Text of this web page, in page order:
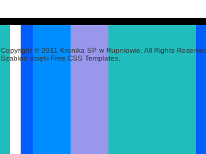
Copyright © 2011 Kronika SP w Rupniowie. All Rights
Szablon dzięki Free CSS Templates.